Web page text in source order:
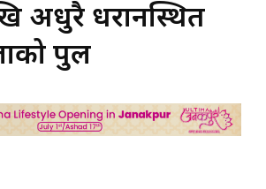
अधुरै धरानस्थित
पुल